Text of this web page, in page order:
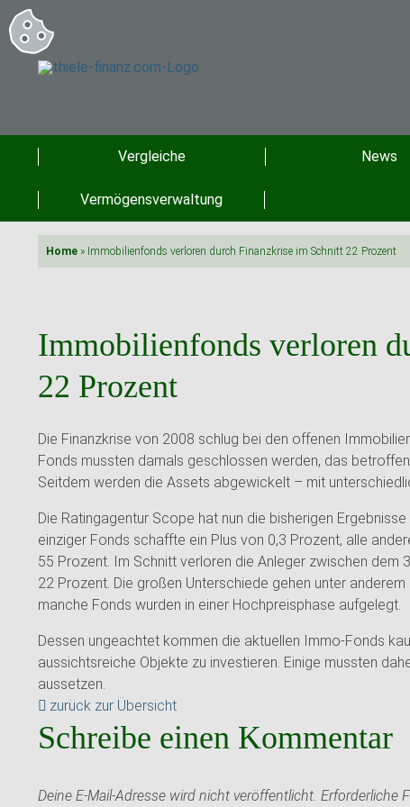
Vergleiche News
Vermögensverwaltung
Home » Immobilienfonds verloren durch Finanzkrise im Schnitt 22 Prozent
Immobilienfonds verloren
22 Prozent
Die Finanzkrise von 2008 schlug bei den offenen
Fonds mussten damals geschlossen werden, das
Seitdem werden die Assets abgewickelt – mit
Die Ratingagentur Scope hat nun die bisherigen
einziger Fonds schaffte ein Plus von 0,3 Prozent, alle
55 Prozent. Im Schnitt verloren die Anleger zwischen dem
22 Prozent. Die großen Unterschiede gehen unter
manche Fonds wurden in einer Hochpreisphase aufgelegt.
Dessen ungeachtet kommen die aktuellen Immo-Fonds
aussichtsreiche Objekte zu investieren. Einige mussten
aussetzen.
zurück zur Übersicht
Schreibe einen Kommentar
Deine E-Mail-Adresse wird nicht veröffentlicht. Erforderliche